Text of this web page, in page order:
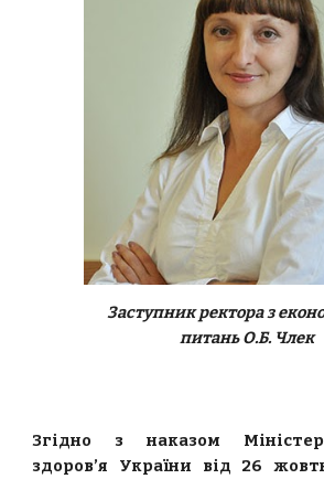
Заступник ректора з
питань О.Б. Члек
Згідно з наказом
здоров’я України від 26